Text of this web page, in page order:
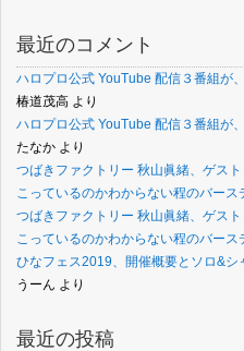
最近のコメント
ハロプロ公式 YouTube 配信３番組が
椿道茂高 より
ハロプロ公式 YouTube 配信３番組が
たなか より
つばきファクトリー 秋山眞緒、ゲス
こっているのかわからない程のバース
つばきファクトリー 秋山眞緒、ゲス
こっているのかわからない程のバース
ひなフェス2019、開催概要とソロ&シ
うーん より
最近の投稿